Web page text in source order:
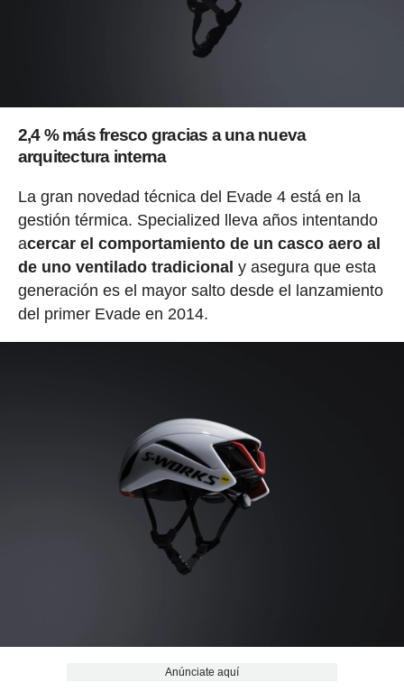
2,4 % más fresco gracias a una nueva
arquitectura interna
La gran novedad técnica del Evade 4 está en la
gestión térmica. Specialized lleva años intentando
acercar el comportamiento de un casco aero al
de uno ventilado tradicional y asegura que esta
generación es el mayor salto desde el lanzamiento
del primer Evade en 2014.
Anúnciate aquí